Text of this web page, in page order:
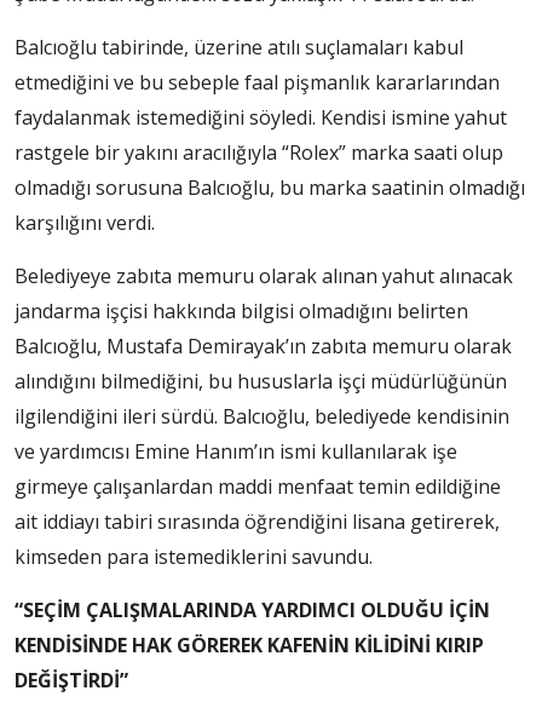
Balcıoğlu tabirinde, üzerine atılı suçlamaları kabul
etmediğini ve bu sebeple faal pişmanlık kararlarından
faydalanmak istemediğini söyledi. Kendisi ismine yahut
rastgele bir yakını aracılığıyla “Rolex” marka saati olup
olmadığı sorusuna Balcıoğlu, bu marka saatinin olmadığı
karşılığını verdi.
Belediyeye zabıta memuru olarak alınan yahut alınacak
jandarma işçisi hakkında bilgisi olmadığını belirten
Balcıoğlu, Mustafa Demirayak’ın zabıta memuru olarak
alındığını bilmediğini, bu hususlarla işçi müdürlüğünün
ilgilendiğini ileri sürdü. Balcıoğlu, belediyede kendisinin
ve yardımcısı Emine Hanım’ın ismi kullanılarak işe
girmeye çalışanlardan maddi menfaat temin edildiğine
ait iddiayı tabiri sırasında öğrendiğini lisana getirerek,
kimseden para istemediklerini savundu.
“SEÇİM ÇALIŞMALARINDA YARDIMCI OLDUĞU İÇİN
KENDİSİNDE HAK GÖREREK KAFENİN KİLİDİNİ KIRIP
DEĞİŞTİRDİ”